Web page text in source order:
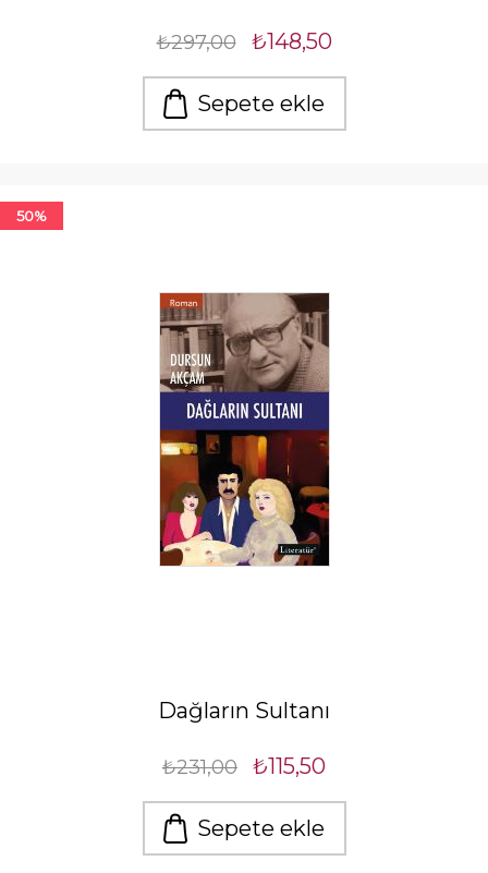
₺297,00 ₺148,50
Sepete ekle
50%
Dağların Sultanı
₺231,00 ₺115,50
Sepete ekle